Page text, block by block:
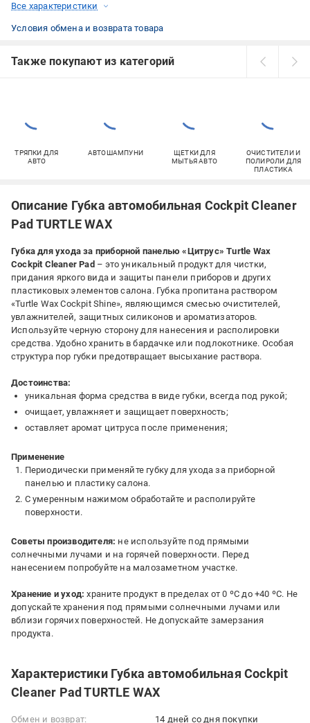
Все характеристики
Условия обмена и возврата товара
Также покупают из категорий
ТРЯПКИ ДЛЯ
АВТО
АВТОШАМПУНИ
ЩЕТКИ ДЛЯ
МЫТЬЯ АВТО
ОЧИСТИТЕЛИ И
ПОЛИРОЛИ ДЛЯ
ПЛАСТИКА
Описание Губка автомобильная Cockpit Cleaner
Pad TURTLE WAX
Губка для ухода за приборной панелью «Цитрус» Turtle Wax
Cockpit Cleaner Pad – это уникальный продукт для чистки,
придания яркого вида и защиты панели приборов и других
пластиковых элементов салона. Губка пропитана раствором
«Turtle Wax Cockpit Shine», являющимся смесью очистителей,
увлажнителей, защитных силиконов и ароматизаторов.
Используйте черную сторону для нанесения и располировки
средства. Удобно хранить в бардачке или подлокотнике. Особая
структура пор губки предотвращает высыхание раствора.
Достоинства:
уникальная форма средства в виде губки, всегда под рукой;
очищает, увлажняет и защищает поверхность;
оставляет аромат цитруса после применения;
Применение
Периодически применяйте губку для ухода за приборной
панелью и пластику салона.
С умеренным нажимом обработайте и располируйте
поверхности.
Советы производителя: не используйте под прямыми
солнечными лучами и на горячей поверхности. Перед
нанесением попробуйте на малозаметном участке.
Хранение и уход: храните продукт в пределах от 0 ºC до +40 ºC. Не
допускайте хранения под прямыми солнечными лучами или
вблизи горячих поверхностей. Не допускайте замерзания
продукта.
Характеристики Губка автомобильная Cockpit
Cleaner Pad TURTLE WAX
Обмен и возврат: 14 дней со дня покупки